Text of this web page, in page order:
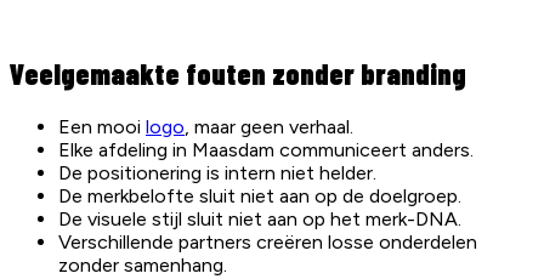
Veelgemaakte fouten zonder branding
Een mooi logo, maar geen verhaal.
Elke afdeling in Maasdam communiceert anders.
De positionering is intern niet helder.
De merkbelofte sluit niet aan op de doelgroep.
De visuele stijl sluit niet aan op het merk-DNA.
Verschillende partners creëren losse onderdelen
zonder samenhang.